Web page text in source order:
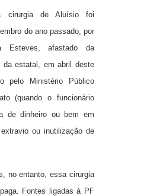
cirurgia de Aluísio foi
do ano passado, por
Esteves, afastado da
da estatal, em abril deste
pelo Ministério Público
(quando o funcionário
de dinheiro ou bem em
ou inutilização de
no entanto, essa cirurgia
Fontes ligadas à PF